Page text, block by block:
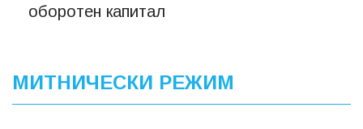
оборотен капитал
МИТНИЧЕСКИ РЕЖИМ